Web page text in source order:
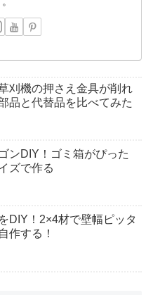
刈機の押さえ金具が削れ
品と代替品を比べてみた
ンDIY！ゴミ箱がぴった
ズで作る
DIY！2×4材で壁幅ピッタ
作する！